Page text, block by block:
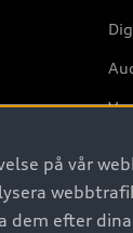
på vår
dem efter